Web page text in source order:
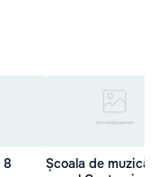
8
Școala de muzică